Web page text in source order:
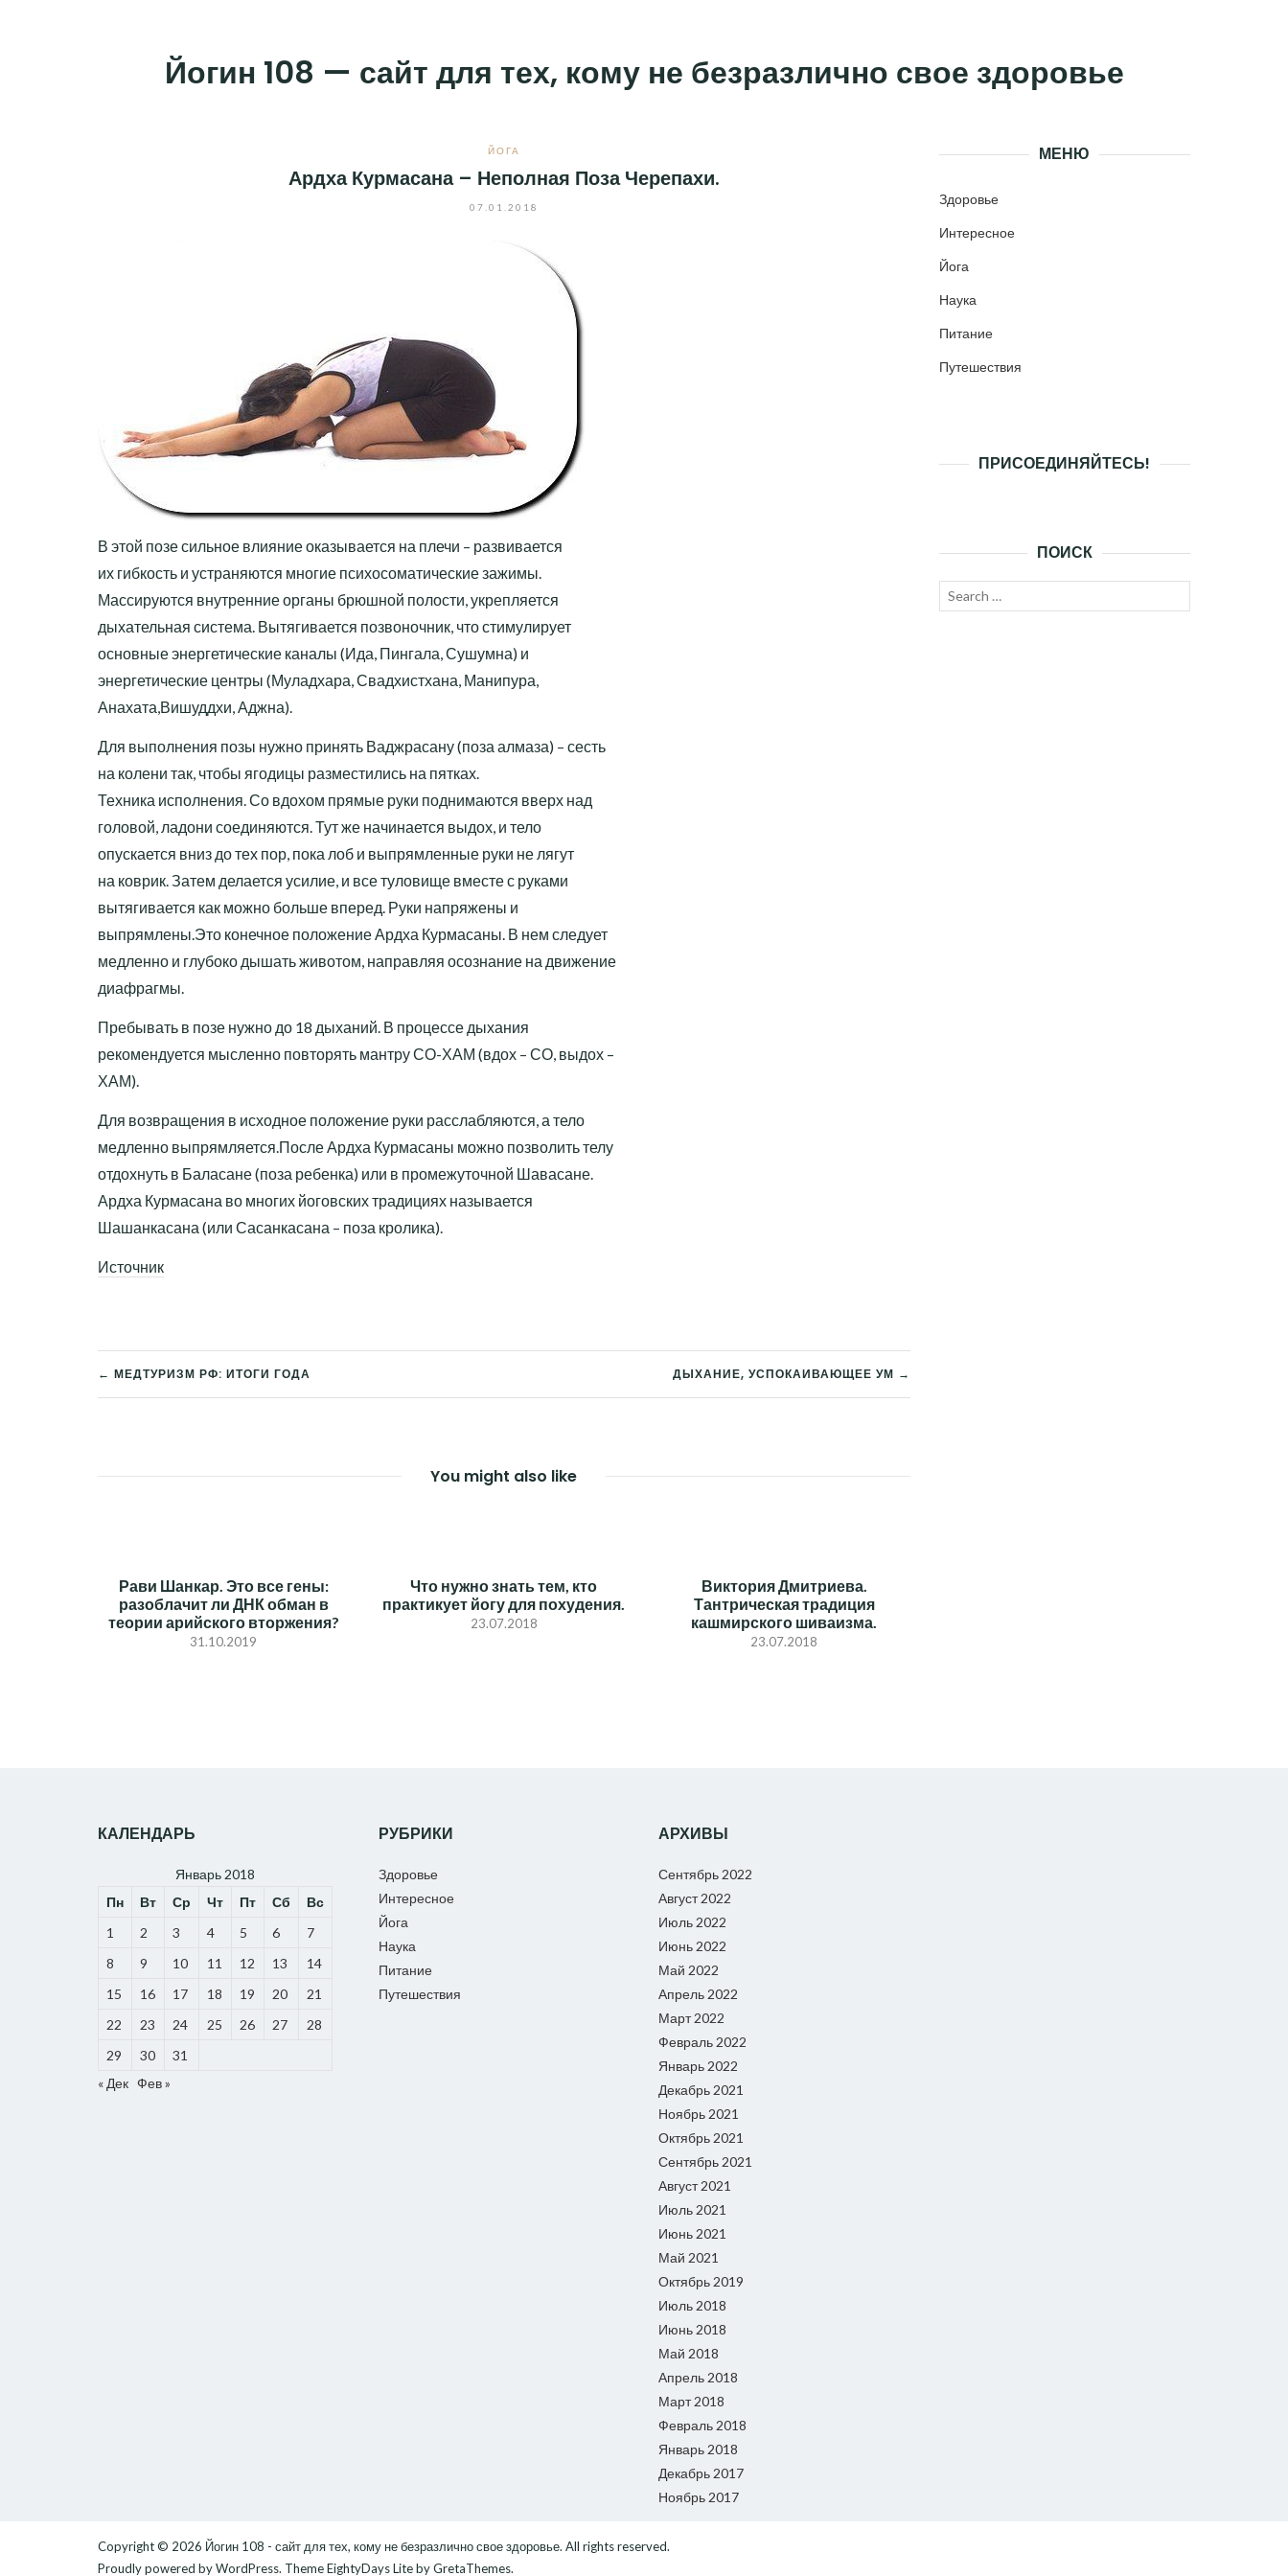
Йогин 108 — сайт для тех, кому не безразлично свое здоровье
ЙОГА
Ардха Курмасана – Неполная Поза Черепахи.
07.01.2018
В этой позе сильное влияние оказывается на плечи – развивается
их гибкость и устраняются многие психосоматические зажимы.
Массируются внутренние органы брюшной полости, укрепляется
дыхательная система. Вытягивается позвоночник, что стимулирует
основные энергетические каналы (Ида, Пингала, Сушумна) и
энергетические центры (Муладхара, Свадхистхана, Манипура,
Анахата,Вишуддхи, Аджна).
Для выполнения позы нужно принять Ваджрасану (поза алмаза) – сесть
на колени так, чтобы ягодицы разместились на пятках.
Техника исполнения. Со вдохом прямые руки поднимаются вверх над
головой, ладони соединяются. Тут же начинается выдох, и тело
опускается вниз до тех пор, пока лоб и выпрямленные руки не лягут
на коврик. Затем делается усилие, и все туловище вместе с руками
вытягивается как можно больше вперед. Руки напряжены и
выпрямлены.Это конечное положение Ардха Курмасаны. В нем следует
медленно и глубоко дышать животом, направляя осознание на движение
диафрагмы.
Пребывать в позе нужно до 18 дыханий. В процессе дыхания
рекомендуется мысленно повторять мантру СО-ХАМ (вдох – СО, выдох –
ХАМ).
Для возвращения в исходное положение руки расслабляются, а тело
медленно выпрямляется.После Ардха Курмасаны можно позволить телу
отдохнуть в Баласане (поза ребенка) или в промежуточной Шавасане.
Ардха Курмасана во многих йоговских традициях называется
Шашанкасана (или Сасанкасана – поза кролика).
Источник
НАВИГАЦИЯ
ЗАПИСЯМ
← МЕДТУРИЗМ РФ: ИТОГИ ГОДА ДЫХАНИЕ, УСПОКАИВАЮЩЕЕ УМ →
You might also like
Рави Шанкар. Это все гены:
разоблачит ли ДНК обман в
теории арийского вторжения?
31.10.2019
Что нужно знать тем, кто
практикует йогу для похудения.
23.07.2018
Виктория Дмитриева.
Тантрическая традиция
кашмирского шиваизма.
23.07.2018
МЕНЮ
Здоровье
Интересное
Йога
Наука
Питание
Путешествия
ПРИСОЕДИНЯЙТЕСЬ!
ПОИСК
Search
КАЛЕНДАРЬ
Январь 2018
Пн
Вт Ср Чт Пт Сб
Вс
1
2 3 4 5 6
7
8
9 10 11 12 13
14
15
16 17 18 19 20
21
22
23 24 25 26 27
28
29
30
31
« Дек Фев »
РУБРИКИ
Здоровье
Интересное
Йога
Наука
Питание
Путешествия
АРХИВЫ
Сентябрь 2022
Август 2022
Июль 2022
Июнь 2022
Май 2022
Апрель 2022
Март 2022
Февраль 2022
Январь 2022
Декабрь 2021
Ноябрь 2021
Октябрь 2021
Сентябрь 2021
Август 2021
Июль 2021
Июнь 2021
Май 2021
Октябрь 2019
Июль 2018
Июнь 2018
Май 2018
Апрель 2018
Март 2018
Февраль 2018
Январь 2018
Декабрь 2017
Ноябрь 2017
Copyright © 2026 Йогин 108 - сайт для тех, кому не безразлично свое здоровье. All rights reserved.
Proudly powered byWordPress. ThemeEightyDays Liteby GretaThemes.